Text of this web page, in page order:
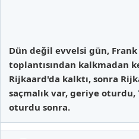
Dün değil evvelsi gün, Frank
toplantısından kalkmadan
Rijkaard'da kalktı, sonra
saçmalık var, geriye
oturdu sonra.